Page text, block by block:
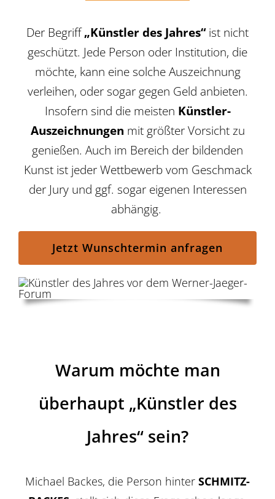
Der Begriff„Künstler des Jahres“ist nicht
geschützt. Jede Person oder Institution, die
möchte, kann eine solche Auszeichnung
verleihen, oder sogar gegen Geld anbieten.
Insofern sind die meisten Künstler-
Auszeichnungen mit größter Vorsicht zu
genießen. Auch im Bereich der bildenden
Kunst ist jeder Wettbewerb vom Geschmack
der Jury und ggf. sogar eigenen Interessen
abhängig.
Jetzt Wunschtermin anfragen
Warum möchte man
überhaupt „Künstler des
Jahres“ sein?
Michael Backes, die Person hinter SCHMITZ-